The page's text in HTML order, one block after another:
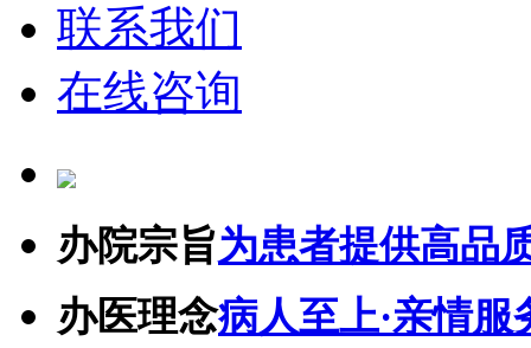
联系我们
在线咨询
办院宗旨为患者提供高品
办医理念病人至上·亲情服